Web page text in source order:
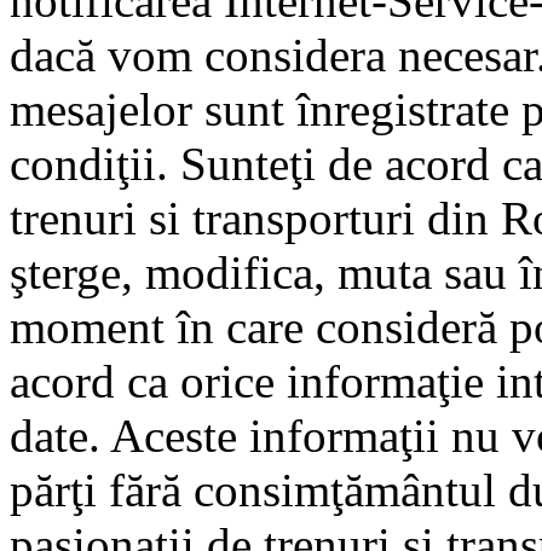
dacă vom considera
mesajelor sunt înregistrate
condiţii. Sunteţi de acord
trenuri si transporturi din
şterge, modifica, muta sau
moment în care consideră
acord ca orice informaţie
date. Aceste informaţii nu
părţi fără consimţământul